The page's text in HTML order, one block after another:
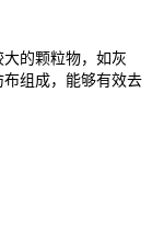
的颗粒物，如灰
组成，能够有效去